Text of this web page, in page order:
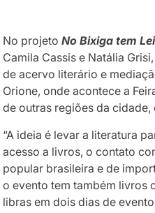
No projetoNo Bixiga tem
Camila Cassis e Natália
de acervo literário e
Orione, onde acontece a
de outras regiões da
“A ideia é levar a literatura
acesso a livros, o contato
popular brasileira e de
o evento tem também livros
libras em dois dias de